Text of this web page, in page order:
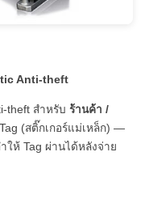
Anti-theft
theft สำหรับ ร้านค้า /
(สติ๊กเกอร์แม่เหล็ก) —
ให้ Tag ผ่านได้หลังจ่าย